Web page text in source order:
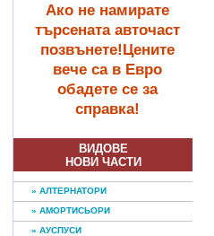
Ако не намирате
търсената авточаст
позвънете!Цените
вече са в Евро
обадете се за
справка!
ВИДОВЕ
НОВИ ЧАСТИ
» АЛТЕРНАТОРИ
» АМОРТИСЬОРИ
» АУСПУСИ